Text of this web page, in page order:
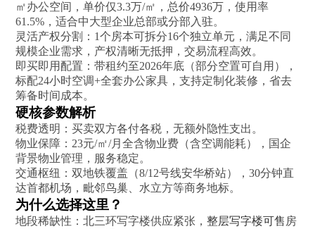
㎡办公空间，单价仅3.3万/㎡，总价4936万，使用率
61.5%，适合中大型企业总部或分部入驻。
灵活产权分割‌：1个房本可拆分16个独立单元，满足不同
规模企业需求，产权清晰无抵押，交易流程高效。
即买即用配置‌：带租约至2026年底（部分空置可自用），
标配24小时空调+全套办公家具，支持定制化装修，省去
筹备时间成本。
硬核参数解析‌
税费透明‌：买卖双方各付各税，无额外隐性支出。
物业保障‌：23元/㎡/月全含物业费（含空调能耗），国企
背景物业管理，服务稳定。
交通枢纽‌：双地铁覆盖（8/12号线安华桥站），30分钟直
达首都机场，毗邻鸟巢、水立方等商务地标。
为什么选择这里？‌
地段稀缺性‌：北三环写字楼供应紧张，整层写字楼可售 房